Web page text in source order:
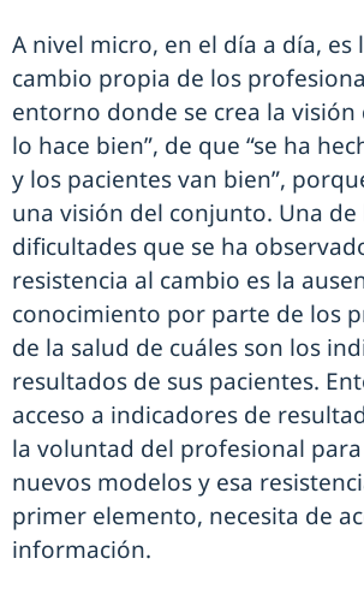
A nivel micro, en el día a día, es
cambio propia de los
entorno donde se crea la visión
lo hace bien”, de que “se ha
y los pacientes van bien”,
una visión del conjunto. Una de
dificultades que se ha
resistencia al cambio es la
conocimiento por parte de los
de la salud de cuáles son los
resultados de sus pacientes.
acceso a indicadores de
la voluntad del profesional
nuevos modelos y esa
primer elemento, necesita de
información.